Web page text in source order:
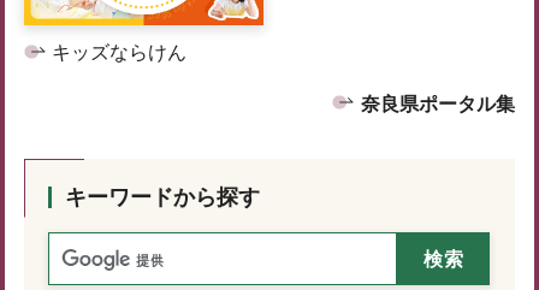
キッズならけん
奈良県ポータル集
キーワードから探す